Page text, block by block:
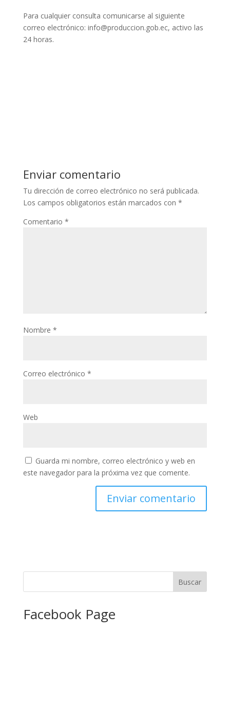
Para cualquier consulta comunicarse al siguiente
correo electrónico: info@produccion.gob.ec, activo las
24 horas.
Enviar comentario
Tu dirección de correo electrónico no será publicada.
Los campos obligatorios están marcados con *
Comentario *
Nombre *
Correo electrónico *
Web
Guarda mi nombre, correo electrónico y web en
este navegador para la próxima vez que comente.
Facebook Page